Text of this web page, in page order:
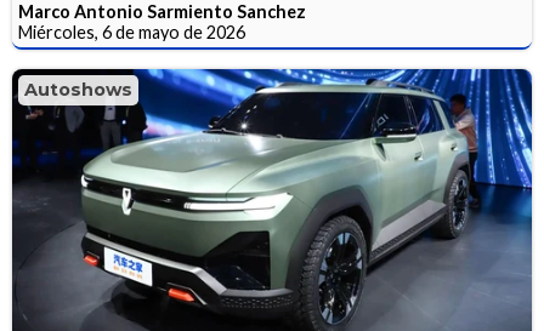
Marco Antonio Sarmiento Sanchez
Miércoles, 6 de mayo de 2026
Autoshows